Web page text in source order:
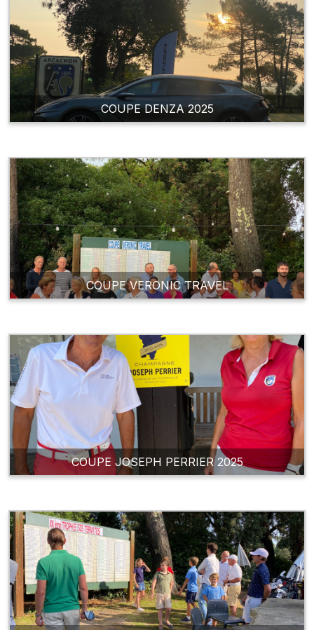
COUPE DENZA 2025
COUPE VERONIC TRAVEL
COUPE JOSEPH PERRIER 2025